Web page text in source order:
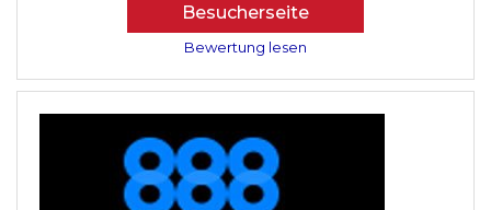
Besucherseite
Bewertung lesen